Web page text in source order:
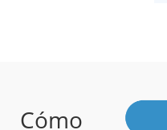
Cómo